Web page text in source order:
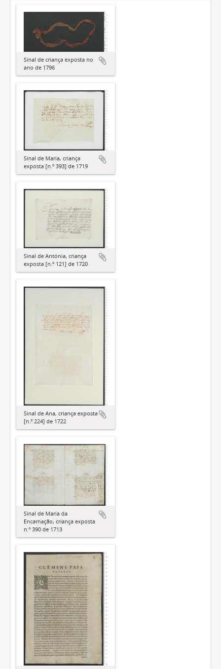
Sinal de criança exposta no
ano de 1796
Sinal de Maria, criança
exposta [n.º 393] de 1719
Sinal de Antónia, criança
exposta [n.º 121] de 1720
Sinal de Ana, criança exposta
[n.º 224] de 1722
Sinal de Maria da
Encarnação, criança exposta
n.º 390 de 1713